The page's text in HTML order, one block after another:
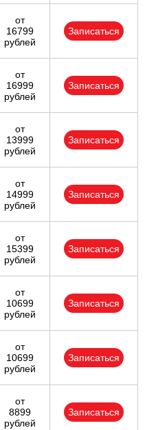
от
16799
рублей
Записаться
от
16999
рублей
Записаться
от
13999
рублей
Записаться
от
14999
рублей
Записаться
от
15399
рублей
Записаться
от
10699
рублей
Записаться
от
10699
рублей
Записаться
от
8899
рублей
Записаться